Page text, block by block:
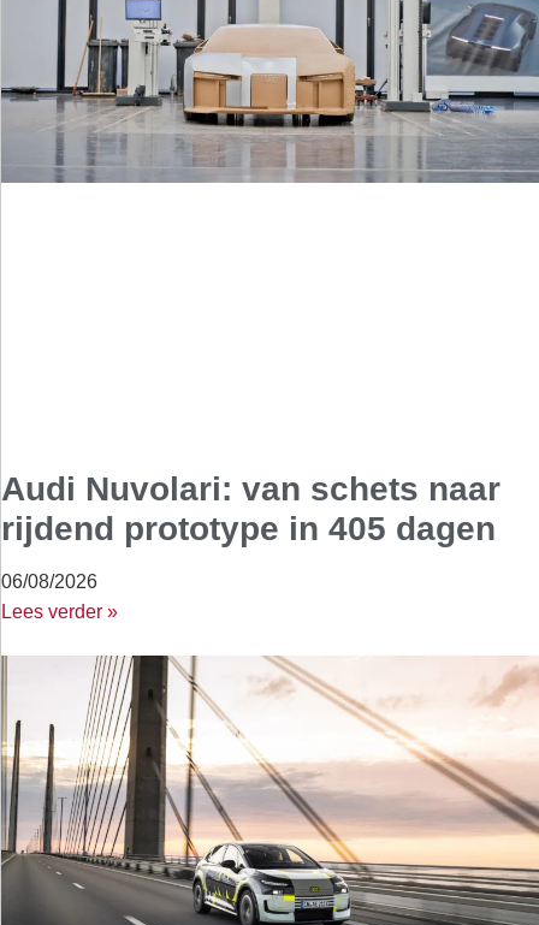
Audi Nuvolari: van schets naar
rijdend prototype in 405 dagen
06/08/2026
Lees verder »